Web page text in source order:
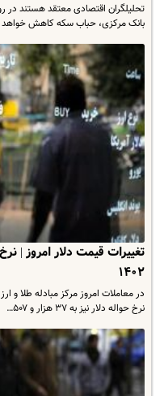
تحلیلگران اقتصادی معتقد هستند در
بانک مرکزی، حباب سکه کاهش خواهد
۱۴۰۲
نرخ حواله دلار نیز به ۳۷ هزار و ۵۰۷…